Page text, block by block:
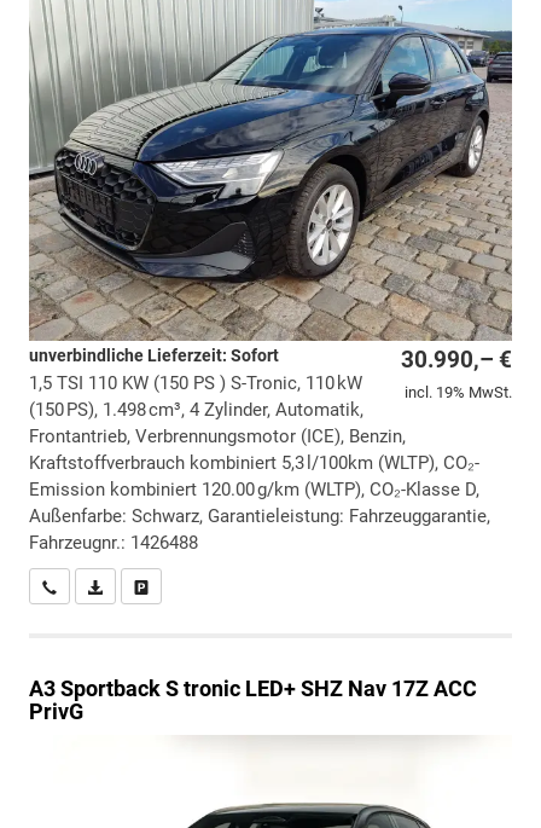
30.990,– €
incl. 19% MwSt.
unverbindliche Lieferzeit: Sofort
1,5 TSI 110 KW (150 PS ) S-Tronic, 110 kW
(150 PS), 1.498 cm³, 4 Zylinder, Automatik,
Frontantrieb, Verbrennungsmotor (ICE), Benzin,
Kraftstoffverbrauch kombiniert 5,3 l/100km (WLTP), CO₂-
Emission kombiniert 120.00 g/km (WLTP), CO₂-Klasse D,
Außenfarbe: Schwarz, Garantieleistung: Fahrzeuggarantie,
Fahrzeugnr.: 1426488
Wir rufen Sie anPDF-Datei, Fahrzeugexposé drucken
A3 SportbackS tronic LED+ SHZ Nav 17Z ACC
PrivG